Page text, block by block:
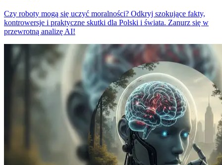
Czy roboty mogą się uczyć moralności? Odkryj szokujące fakty,
kontrowersje i praktyczne skutki dla Polski i świata. Zanurz się w
przewrotną analizę AI!